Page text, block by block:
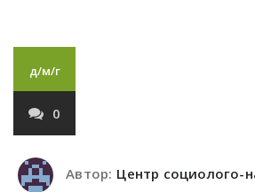
д/м/г
0
Автор: Центр социолого-